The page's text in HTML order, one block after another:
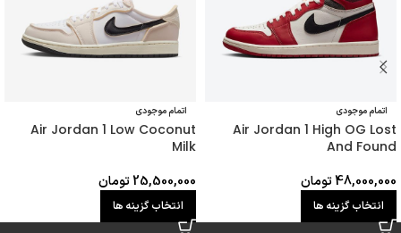
اتمام موجودی
Air Jordan 1 High OG Lost
And Found
48,000,000تومان
انتخاب گزینه ها
اتمام موجودی
Air Jordan 1 Low Coconut
Milk
25,500,000تومان
انتخاب گزینه ها